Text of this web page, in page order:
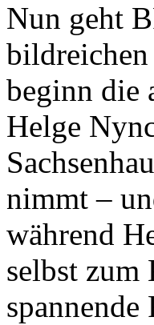
Nun geht
bildreichen
beginn die
Helge
nimmt –
während
selbst